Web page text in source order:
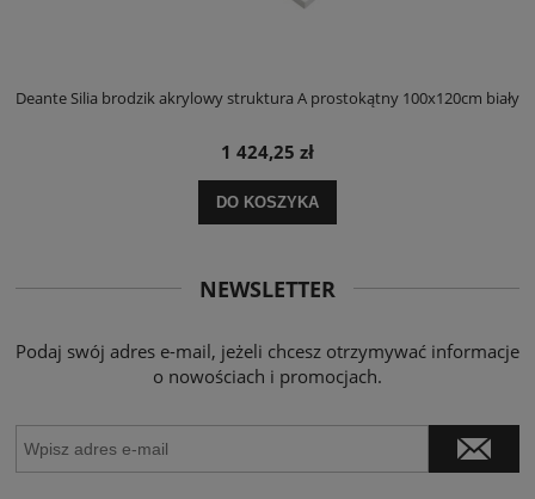
Deante Silia brodzik akrylowy struktura A prostokątny 100x120cm biały
1 424,25 zł
DO KOSZYKA
NEWSLETTER
Podaj swój adres e-mail, jeżeli chcesz otrzymywać informacje
o nowościach i promocjach.